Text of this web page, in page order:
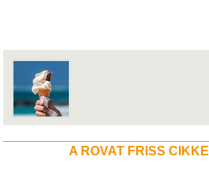
A ROVAT FRISS CIKKEI